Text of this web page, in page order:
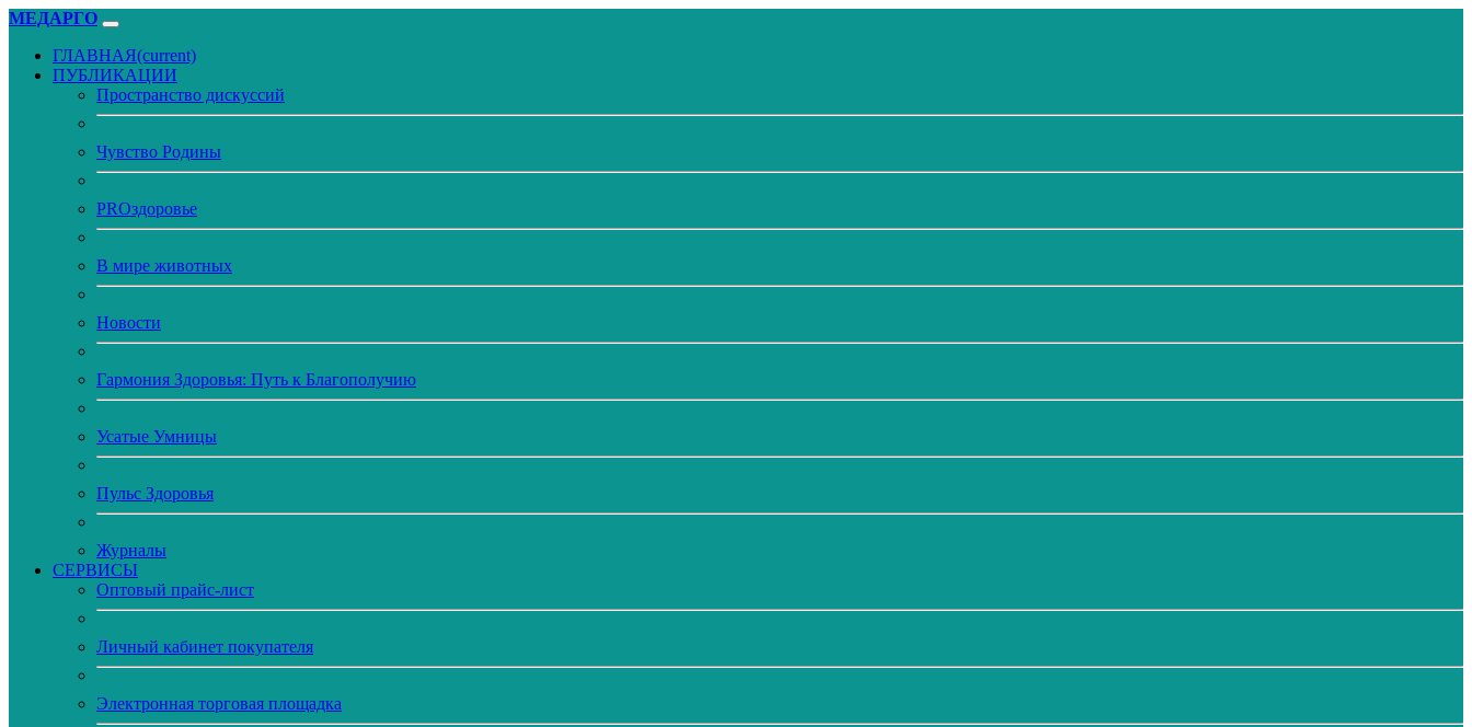
МЕДАРГО
ГЛАВНАЯ(current)
ПУБЛИКАЦИИ
Пространство дискуссий
Чувство Родины
PROздоровье
В мире животных
Новости
Гармония Здоровья: Путь к Благополучию
Усатые Умницы
Пульс Здоровья
Журналы
CЕРВИСЫ
Оптовый прайс-лист
Личный кабинет покупателя
Электронная торговая площадка